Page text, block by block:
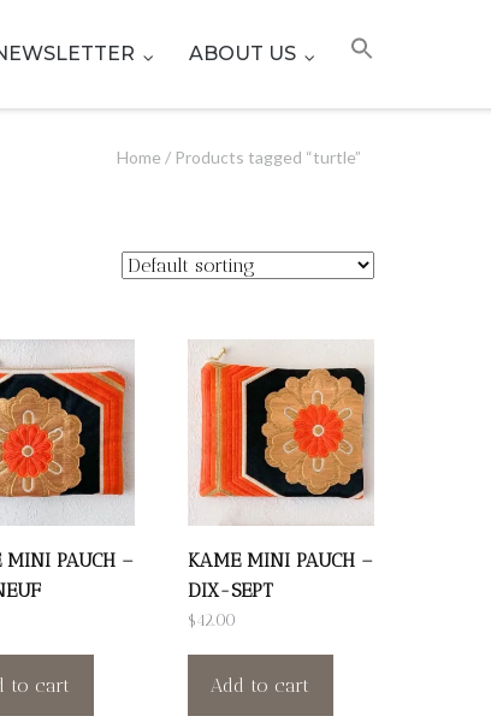
ABOUT US
Home / Products tagged “turtle”
MINI PAUCH –
to cart
KAME MINI PAUCH –
DIX-SEPT
$42.00
Add to cart